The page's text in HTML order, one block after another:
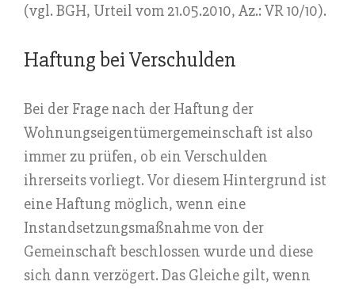
(vgl. BGH, Urteil vom 21.05.2010, Az.: VR 10/10).
Haftung bei Verschulden
Bei der Frage nach der Haftung der
Wohnungseigentümergemeinschaft ist also
immer zu prüfen, ob ein Verschulden
ihrerseits vorliegt. Vor diesem Hintergrund ist
eine Haftung möglich, wenn eine
Instandsetzungsmaßnahme von der
Gemeinschaft beschlossen wurde und diese
sich dann verzögert. Das Gleiche gilt, wenn